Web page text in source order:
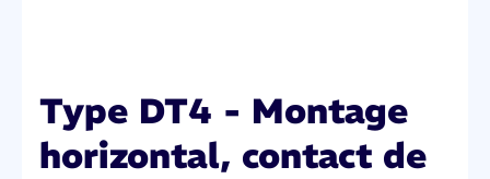
Type DT4 - Montage
horizontal, contact de